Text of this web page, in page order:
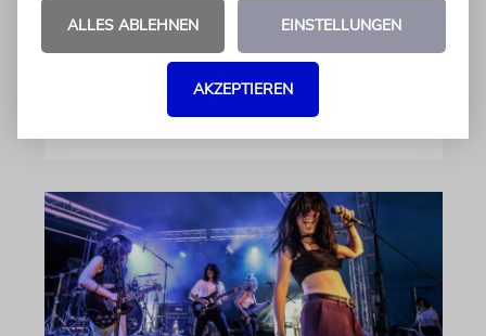
Kokettieren mit dem palästinensischen
ALLES ABLEHNEN EINSTELLUNGEN
AKZEPTIEREN